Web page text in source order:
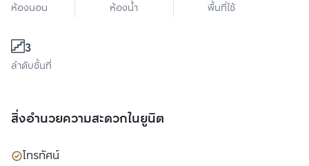
ห้องนอน ห้องน้ำ พื้นที่ใช้สอย
3
ลำดับชั้นที่
สิ่งอำนวยความสะดวกในยูนิต
โทรทัศน์